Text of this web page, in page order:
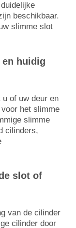
beschikbaar.
slimme slot
huidig
u of uw deur en
het slimme
slimme
cilinders,
slot of
van de cilinder
cilinder door